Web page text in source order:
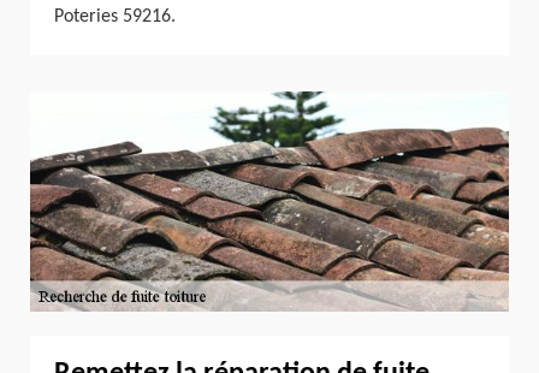
Poteries 59216.